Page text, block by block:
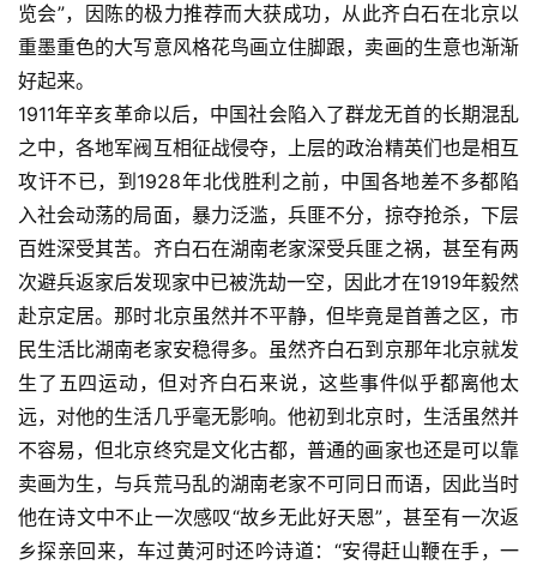
览会”，因陈的极力推荐而大获成功，从此齐白石在北京以
重墨重色的大写意风格花鸟画立住脚跟，卖画的生意也渐渐
好起来。
1911年辛亥革命以后，中国社会陷入了群龙无首的长期混乱
之中，各地军阀互相征战侵夺，上层的政治精英们也是相互
攻讦不已，到1928年北伐胜利之前，中国各地差不多都陷
入社会动荡的局面，暴力泛滥，兵匪不分，掠夺抢杀，下层
百姓深受其苦。齐白石在湖南老家深受兵匪之祸，甚至有两
次避兵返家后发现家中已被洗劫一空，因此才在1919年毅然
赴京定居。那时北京虽然并不平静，但毕竟是首善之区，市
民生活比湖南老家安稳得多。虽然齐白石到京那年北京就发
生了五四运动，但对齐白石来说，这些事件似乎都离他太
远，对他的生活几乎毫无影响。他初到北京时，生活虽然并
不容易，但北京终究是文化古都，普通的画家也还是可以靠
卖画为生，与兵荒马乱的湖南老家不可同日而语，因此当时
他在诗文中不止一次感叹“故乡无此好天恩”，甚至有一次返
乡探亲回来，车过黄河时还吟诗道：“安得赶山鞭在手，一